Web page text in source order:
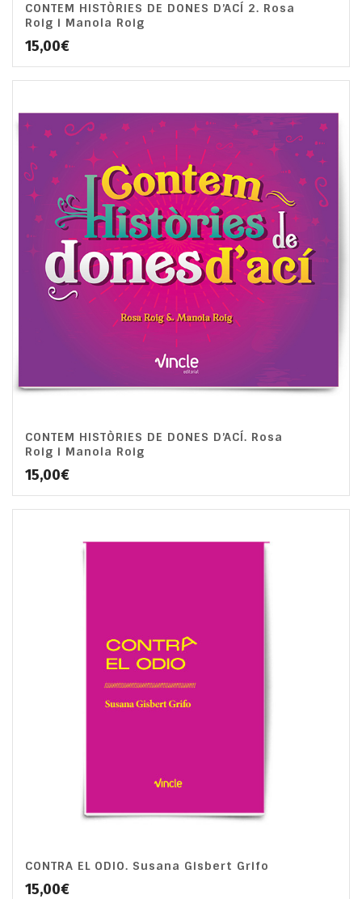
CONTEM HISTÒRIES DE DONES D’ACÍ 2. Rosa
Roig i Manola Roig
15,00€
CONTEM HISTÒRIES DE DONES D’ACÍ. Rosa
Roig i Manola Roig
15,00€
CONTRA EL ODIO. Susana Gisbert Grifo
15,00€